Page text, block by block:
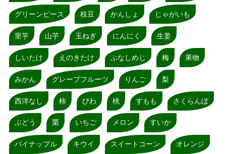
グリーンピース 枝豆 かんしょ じゃがいも
里芋 山芋 玉ねぎ にんにく 生姜
しいたけ えのきたけ ぶなしめじ 梅 果物
みかん グレープフルーツ りんご 梨
西洋なし 柿 びわ 桃 すもも さくらんぼ
ぶどう 栗 いちご メロン すいか
パイナップル キウイ スイートコーン オレンジ